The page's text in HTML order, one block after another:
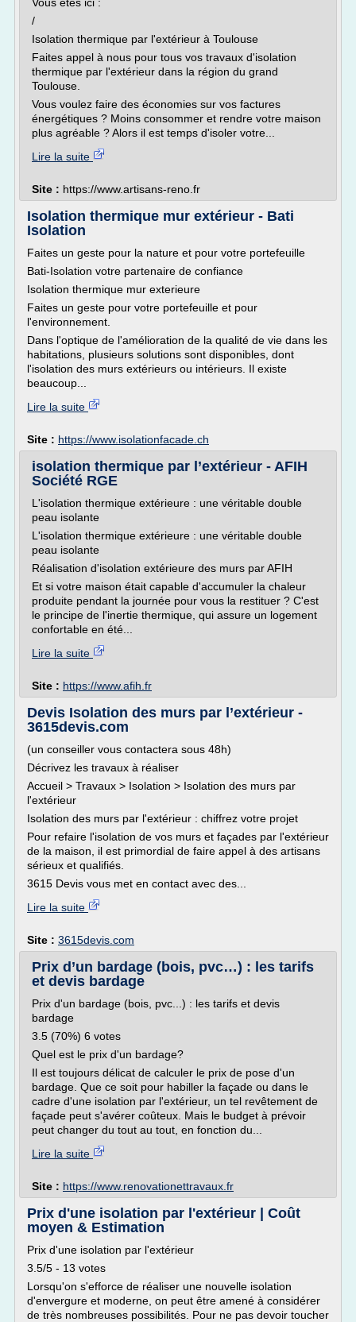
/
Isolation thermique par l'extérieur à Toulouse
Faites appel à nous pour tous vos travaux d'isolation
thermique par l'extérieur dans la région du grand
Toulouse.
Vous voulez faire des économies sur vos factures
énergétiques ? Moins consommer et rendre votre maison
plus agréable ? Alors il est temps d'isoler votre...
Lire la suite
Site : https://www.artisans-reno.fr
Isolation thermique mur extérieur - Bati
Isolation
Faites un geste pour la nature et pour votre portefeuille
Bati-Isolation votre partenaire de confiance
Isolation thermique mur exterieure
Faites un geste pour votre portefeuille et pour
l'environnement.
Dans l'optique de l'amélioration de la qualité de vie dans les
habitations, plusieurs solutions sont disponibles, dont
l'isolation des murs extérieurs ou intérieurs. Il existe
beaucoup...
Lire la suite
Site : https://www.isolationfacade.ch
isolation thermique par l’extérieur - AFIH
Société RGE
L'isolation thermique extérieure : une véritable double
peau isolante
L'isolation thermique extérieure : une véritable double
peau isolante
Réalisation d'isolation extérieure des murs par AFIH
Et si votre maison était capable d'accumuler la chaleur
produite pendant la journée pour vous la restituer ? C'est
le principe de l'inertie thermique, qui assure un logement
confortable en été...
Lire la suite
Site : https://www.afih.fr
Devis Isolation des murs par l’extérieur -
3615devis.com
(un conseiller vous contactera sous 48h)
Décrivez les travaux à réaliser
Accueil > Travaux > Isolation > Isolation des murs par
l'extérieur
Isolation des murs par l'extérieur : chiffrez votre projet
Pour refaire l'isolation de vos murs et façades par l'extérieur
de la maison, il est primordial de faire appel à des artisans
sérieux et qualifiés.
3615 Devis vous met en contact avec des...
Lire la suite
Site : 3615devis.com
Prix d’un bardage (bois, pvc…) : les tarifs
et devis bardage
Prix d'un bardage (bois, pvc...) : les tarifs et devis
bardage
3.5 (70%) 6 votes
Quel est le prix d'un bardage?
Il est toujours délicat de calculer le prix de pose d'un
bardage. Que ce soit pour habiller la façade ou dans le
cadre d'une isolation par l'extérieur, un tel revêtement de
façade peut s'avérer coûteux. Mais le budget à prévoir
peut changer du tout au tout, en fonction du...
Lire la suite
Site : https://www.renovationettravaux.fr
Prix d'une isolation par l'extérieur | Coût
moyen & Estimation
Prix d'une isolation par l'extérieur
3.5/5 - 13 votes
Lorsqu'on s'efforce de réaliser une nouvelle isolation
d'envergure et moderne, on peut être amené à considérer
de très nombreuses possibilités. Pour ne pas devoir toucher